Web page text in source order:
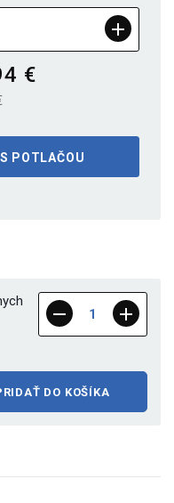
€
POTLAČOU
DO KOŠÍKA